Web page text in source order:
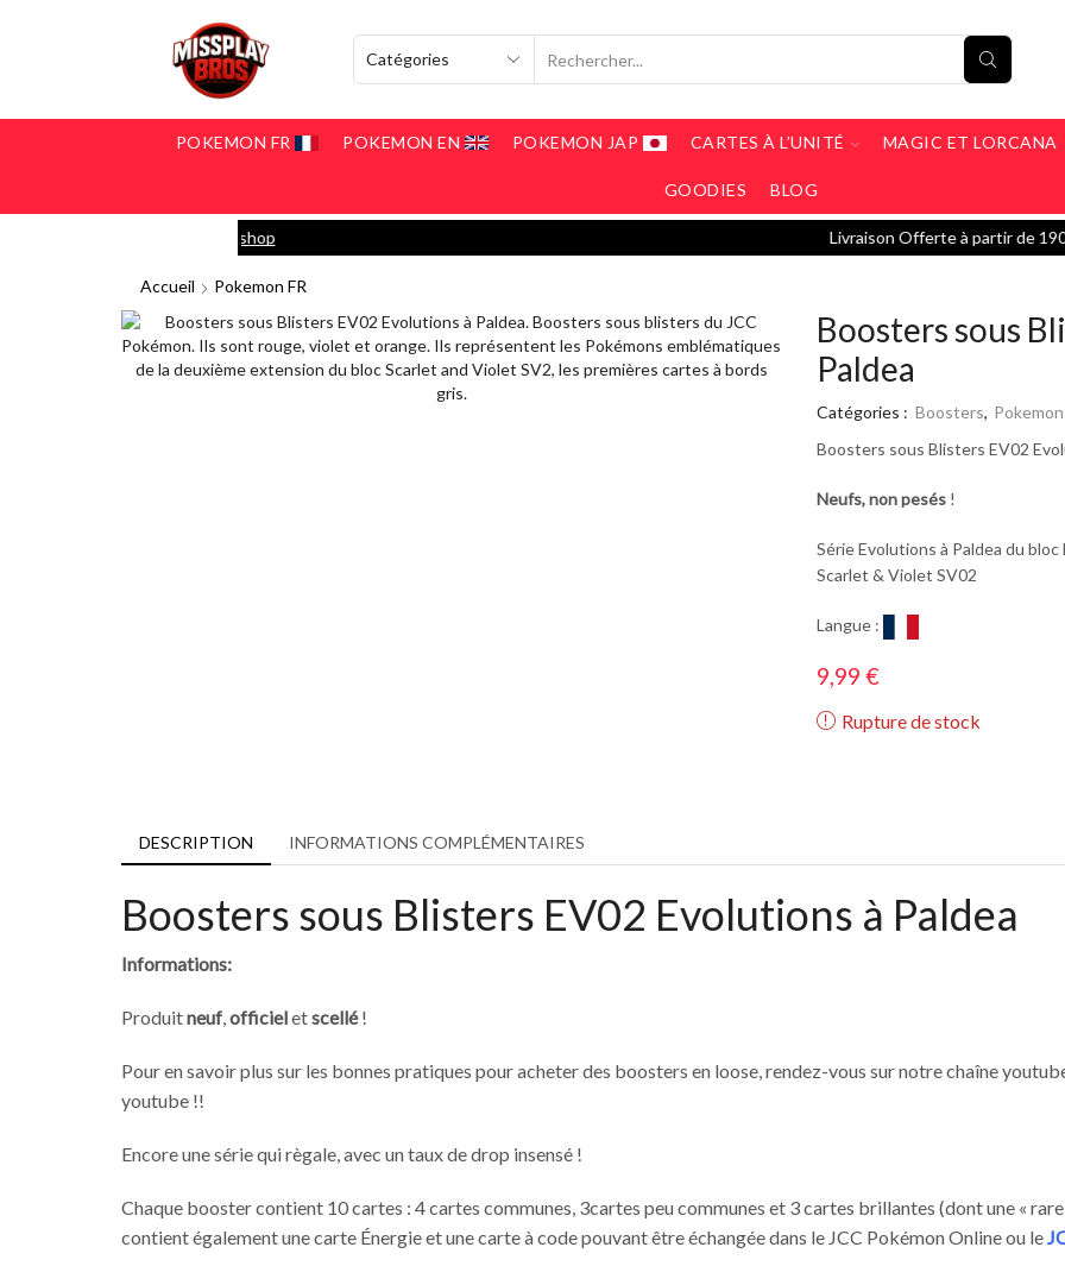
POKEMON FR POKEMON EN POKEMON JAP CARTES À L’UNITÉ MAGIC ET LORCANA
GOODIES BLOG
Livraison Offerte à partir de 190€ / Livraison 5€ en
Accueil Pokemon FR
Boosters sous
Paldea
Catégories : Boosters, Pokemon
Boosters sous Blisters EV02
Neufs, non pesés !
Série Evolutions à Paldea du
Scarlet & Violet SV02
Langue :
9,99 €
Rupture de stock
DESCRIPTION INFORMATIONS COMPLÉMENTAIRES
Boosters sous Blisters EV02 Evolutions à Paldea
Informations:
Produitneuf officieletscellé!
Pour en savoir plus sur les bonnes pratiques pour acheter des boosters en loose, rendez-vous sur notre chaîne
youtube !!
Encore une série qui règale, avec un taux de drop insensé !
Chaque booster contient 10 cartes : 4 cartes communes, 3cartes peu communes et 3 cartes brillantes (dont une «
contient également une carte Énergie et une carte à code pouvant être échangée dans le JCC Pokémon Online ou le